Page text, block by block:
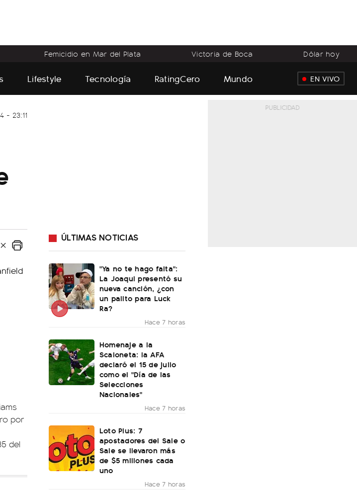
Femicidio en Mar del Plata Victoria de Boca Dólar hoy
Lifestyle Tecnología RatingCero Mundo EN VIVO
- 23:11
por
del
ÚLTIMAS NOTICIAS
"Ya no te hago falta":
La Joaqui presentó su
nueva canción, ¿con
un palito para Luck
Ra?
Hace 7 horas
Homenaje a la
Scaloneta: la AFA
declaró el 15 de julio
como el "Día de las
Selecciones
Nacionales"
Hace 7 horas
Loto Plus: 7
apostadores del Sale o
Sale se llevaron más
de $5 millones cada
uno
Hace 7 horas